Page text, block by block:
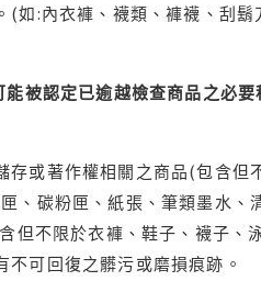
(如:內衣褲、襪類、褲襪、刮
被認定已逾越檢查商品之必
存或著作權相關之商品(包含
、碳粉匣、紙張、筆類墨水
但不限於衣褲、鞋子、襪子、
不可回復之髒污或磨損痕跡。